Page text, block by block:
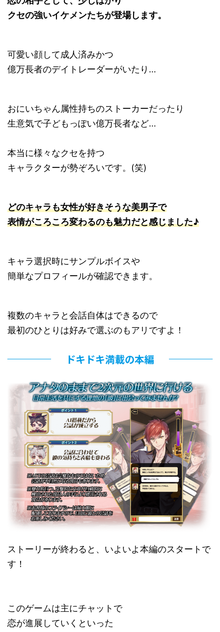
クセの強いイケメンたちが登場します。
可愛い顔して成人済みかつ
億万長者のデイトレーダーがいたり…
おにいちゃん属性持ちのストーカーだったり
生意気で子どもっぽい億万長者など…
本当に様々なクセを持つ
キャラクターが勢ぞろいです。(笑)
どのキャラも女性が好きそうな美男子で
表情がころころ変わるのも魅力だと感じました♪
キャラ選択時にサンプルボイスや
簡単なプロフィールが確認できます。
複数のキャラと会話自体はできるので
最初のひとりは好みで選ぶのもアリですよ！
ドキドキ満載の本編
ストーリーが終わると、いよいよ本編のスタートで
す！
このゲームは主にチャットで
恋が進展していくといった